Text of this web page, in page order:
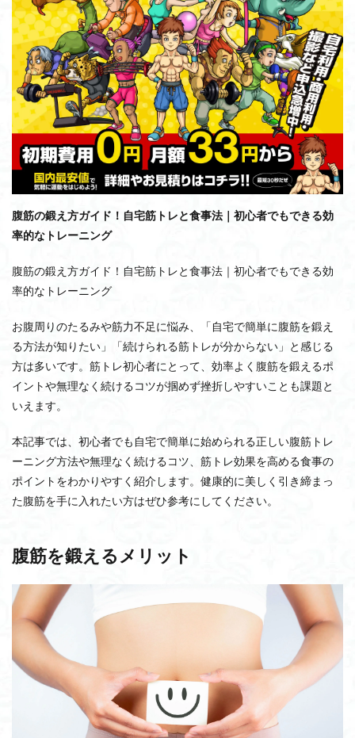
腹筋の鍛え方ガイド！自宅筋トレと食事法｜初心者でもできる効
率的なトレーニング
腹筋の鍛え方ガイド！自宅筋トレと食事法｜初心者でもできる効
率的なトレーニング
お腹周りのたるみや筋力不足に悩み、「自宅で簡単に腹筋を鍛え
る方法が知りたい」「続けられる筋トレが分からない」と感じる
方は多いです。筋トレ初心者にとって、効率よく腹筋を鍛えるポ
イントや無理なく続けるコツが掴めず挫折しやすいことも課題と
いえます。
本記事では、初心者でも自宅で簡単に始められる正しい腹筋トレ
ーニング方法や無理なく続けるコツ、筋トレ効果を高める食事の
ポイントをわかりやすく紹介します。健康的に美しく引き締まっ
た腹筋を手に入れたい方はぜひ参考にしてください。
腹筋を鍛えるメリット
筋トレマシン
筋トレ 競輪
競技種目
競合分析
種類
ラテラルレイズマシン
ラットプルダウン
AIパーソナルトレーニング
サウナスーツ
ジム起業・開業
ジム経営
ジム比較
シニアプロテイン
シニア
シーテッドロウマシン
サポート体制
サブスク
サスティナブルフィットネス
サーキットトレーニング
ジャンピングスクワット
コンサルティング
ゴルフ
ケトルベル
ケーブルマシン
クロスフィット
クロスバイク
クロストレーナー
ジム退会方法
シュラッグマシン
キャリアアップ
セルフ
チェストフライマシン
ダイエット
ソイプロテイン
セントラルスポーツ
セルフケア
セノー
ショルダープレスマシン
スミスマシン
スピンバイク
スパルタンレース
ストレングスマシン
スタジオ
スタートラック
スクワットラック
スクワット
キャンペーン
カーフレイズ
チョコザップ
Testing Menu
アフィリエイト
アップライトバイク
アジャスタブルベンチ
TUFFSTUFF
TREGO
M&A
HYROX
chocoZAP
アフターサービス
カーディオ
エアロバイク
お尻
オブスタクル
オプション解約
おすすめ業者
おすすめマシン
おすすめ
エンタメ要素
エリプティカルバイク